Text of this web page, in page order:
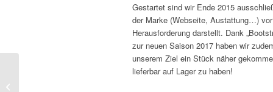
Gestartet sind wir Ende 2015
der Marke (Webseite, Austattung…)
Herausforderung darstellt. Dank
zur neuen Saison 2017 haben wir
unserem Ziel ein Stück näher
lieferbar auf Lager zu haben!